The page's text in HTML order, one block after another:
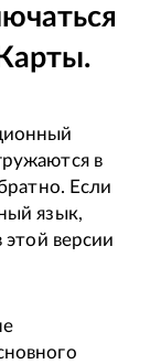
в
Если
язык,
этой версии